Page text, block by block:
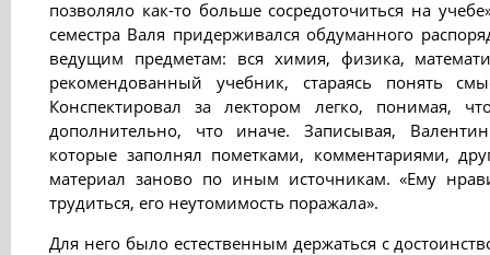
позволяло как-то больше сосредоточиться на
семестра Валя придерживался обдуманного
ведущим предметам: вся химия, физика,
рекомендованный учебник, стараясь понять
Конспектировал за лектором легко, понимая,
дополнительно, что иначе. Записывая,
которые заполнял пометками, комментариями,
материал заново по иным источникам. «Ему
трудиться, его неутомимость поражала».
Для него было естественным держаться с